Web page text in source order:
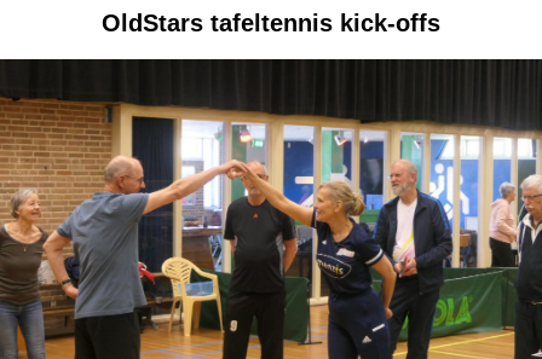
OldStars tafeltennis kick-offs